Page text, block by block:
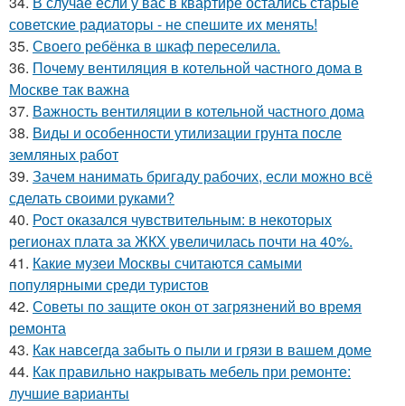
советские радиаторы - не спешите их менять!
35. Своего ребёнка в шкаф переселила.
36. Почему вентиляция в котельной частного дома в
Москве так важна
37. Важность вентиляции в котельной частного дома
38. Виды и особенности утилизации грунта после
земляных работ
39. Зачем нанимать бригаду рабочих, если можно всё
сделать своими руками?
40. Рост оказался чувствительным: в некоторых
регионах плата за ЖКХ увеличилась почти на 40%.
41. Какие музеи Москвы считаются самыми
популярными среди туристов
42. Советы по защите окон от загрязнений во время
ремонта
43. Как навсегда забыть о пыли и грязи в вашем доме
44. Как правильно накрывать мебель при ремонте:
лучшие варианты